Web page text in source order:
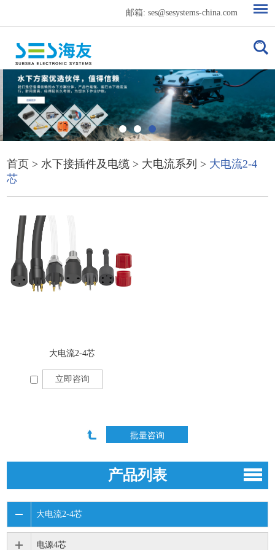
邮箱: ses@sesystems-china.com
首页 > 水下接插件及电缆 > 大电流系列 > 大电流2-4
芯
大电流2-4芯
立即咨询
产品列表
大电流2-4芯
电源4芯